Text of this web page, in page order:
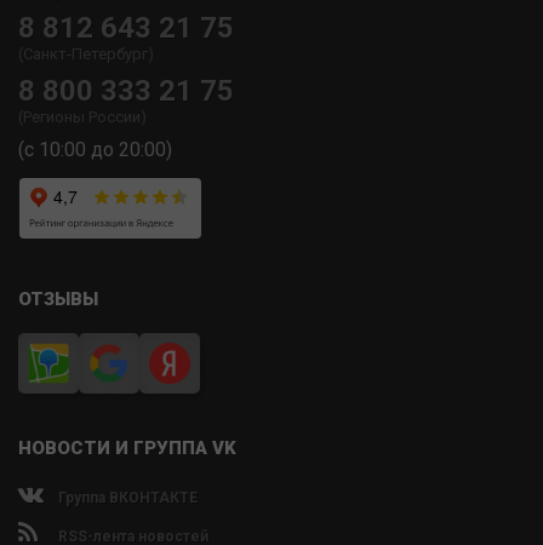
8 812 643 21 75
(Санкт-Петербург)
8 800 333 21 75
(Регионы России)
(с 10:00 до 20:00)
ОТЗЫВЫ
НОВОСТИ И ГРУППА VK
Группа ВКОНТАКТЕ
RSS-лента новостей